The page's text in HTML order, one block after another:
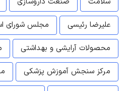
علیرضا رئیسی
مجلس شورای
محصولات آرایشی و بهداشتی
مرکز سنجش آموزش پزشکی